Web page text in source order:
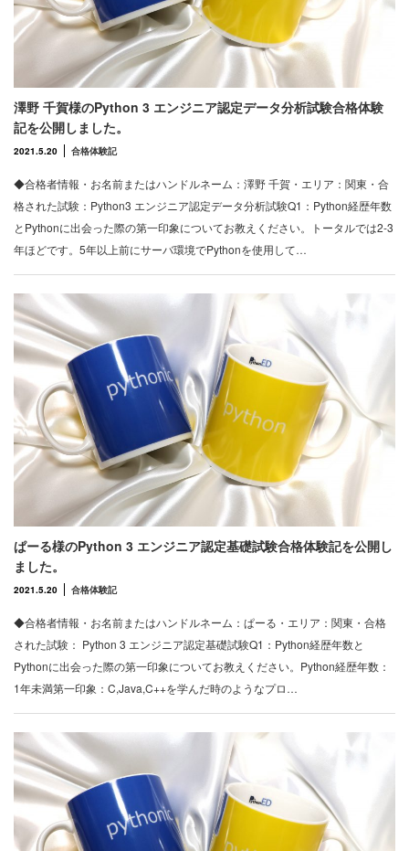
澤野 千賀様のPython 3 エンジニア認定データ分析試験合格体験
記を公開しました。
2021.5.20 合格体験記
◆合格者情報・お名前またはハンドルネーム：澤野 千賀・エリア：関東・合
格された試験：Python3 エンジニア認定データ分析試験Q1：Python経歴年数
とPythonに出会った際の第一印象についてお教えください。トータルでは2-3
年ほどです。5年以上前にサーバ環境でPythonを使用して…
ぱーる様のPython 3 エンジニア認定基礎試験合格体験記を公開し
ました。
2021.5.20 合格体験記
◆合格者情報・お名前またはハンドルネーム：ぱーる・エリア：関東・合格
された試験： Python 3 エンジニア認定基礎試験Q1：Python経歴年数と
Pythonに出会った際の第一印象についてお教えください。Python経歴年数：
1年未満第一印象：C,Java,C++を学んだ時のようなプロ…